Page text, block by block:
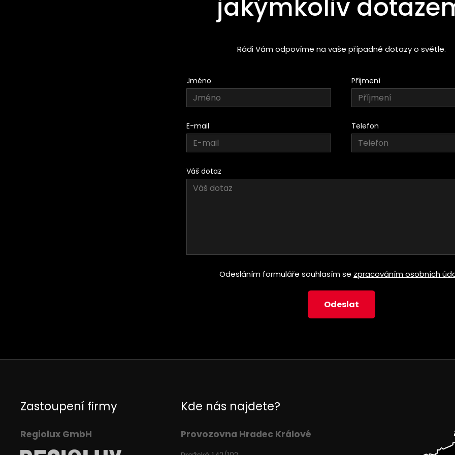
jakýmkoliv
Rádi Vám odpovíme na vaše případné dotazy o světle.
Jméno Příjmení
E-mail Telefon
Váš dotaz
Odesláním formuláře souhlasím se zpracováním osobních
Zastoupení firmy
Regiolux GmbH
Kde nás najdete?
Provozovna Hradec Králové